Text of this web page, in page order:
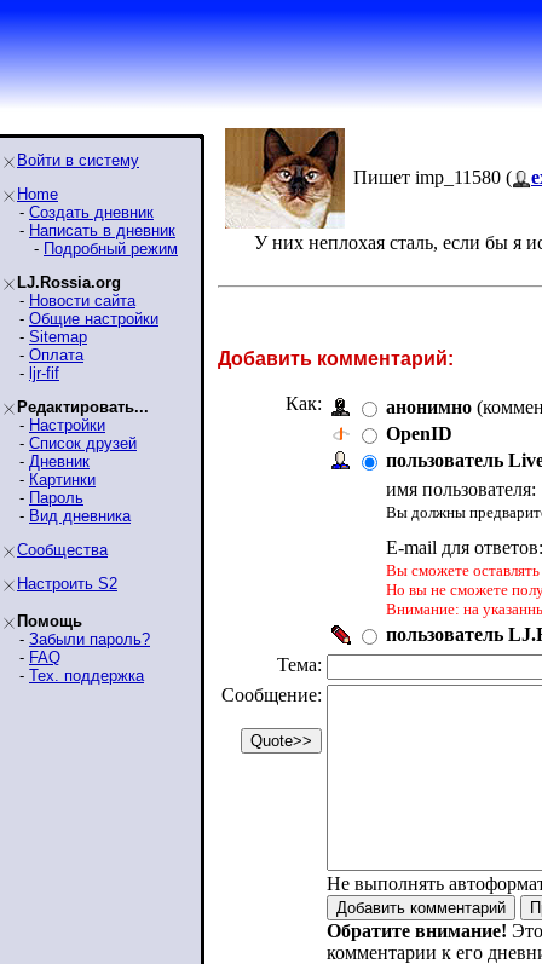
Войти в систему
Home
- Создать дневник
- Написать в дневник
- Подробный режим
LJ.Rossia.org
- Новости сайта
- Общие настройки
- Sitemap
- Оплата
- ljr-fif
Редактировать...
- Настройки
- Список друзей
- Дневник
- Картинки
- Пароль
- Вид дневника
Сообщества
Настроить S2
Помощь
- Забыли пароль?
- FAQ
- Тех. поддержка
Пишет imp_11580 (
У них неплохая сталь, если бы я
Добавить комментарий:
Как: анонимно
OpenID
пользователь
имя пользователя:
Вы должны
E-mail для
Вы сможете
Но вы не сможете
Внимание: на
пользователь
Тема:
Сообщение:
Не выполнять
Обратите внимание!
комментарии к его